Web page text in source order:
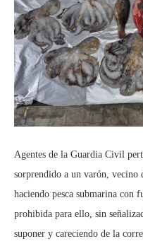
Agentes de la Guardia Civil
sorprendido a un varón, vecino
haciendo pesca submarina con
prohibida para ello, sin
suponer y careciendo de la